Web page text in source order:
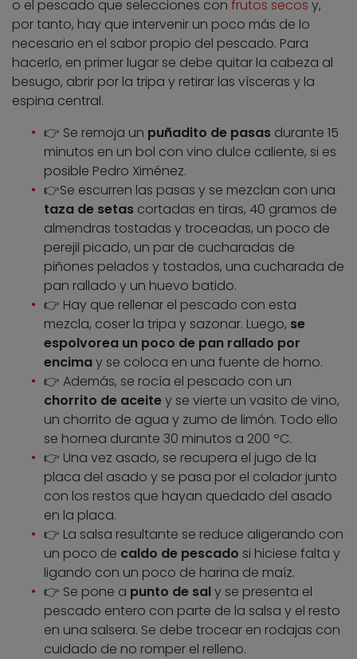
o el pescado que selecciones con frutos secos y,
por tanto, hay que intervenir un poco más de lo
necesario en el sabor propio del pescado. Para
hacerlo, en primer lugar se debe quitar la cabeza al
besugo, abrir por la tripa y retirar las vísceras y la
espina central.
👉 Se remoja un puñadito de pasas durante 15
minutos en un bol con vino dulce caliente, si es
posible Pedro Ximénez.
👉Se escurren las pasas y se mezclan con una
taza de setas cortadas en tiras, 40 gramos de
almendras tostadas y troceadas, un poco de
perejil picado, un par de cucharadas de
piñones pelados y tostados, una cucharada de
pan rallado y un huevo batido.
👉 Hay que rellenar el pescado con esta
mezcla, coser la tripa y sazonar. Luego, se
espolvorea un poco de pan rallado por
encimay se coloca en una fuente de horno.
👉 Además, se rocía el pescado con un
chorrito de aceitey se vierte un vasito de vino,
un chorrito de agua y zumo de limón. Todo ello
se hornea durante 30 minutos a 200 ºC.
👉 Una vez asado, se recupera el jugo de la
placa del asado y se pasa por el colador junto
con los restos que hayan quedado del asado
en la placa.
👉 La salsa resultante se reduce aligerando con
un poco de caldo de pescado si hiciese falta y
ligando con un poco de harina de maíz.
👉 Se pone a punto de saly se presenta el
pescado entero con parte de la salsa y el resto
en una salsera. Se debe trocear en rodajas con
cuidado de no romper el relleno.